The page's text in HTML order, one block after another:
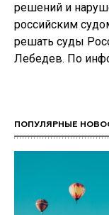
решений и
российским
решать суды
Лебедев. По
ПОПУЛЯРНЫЕ